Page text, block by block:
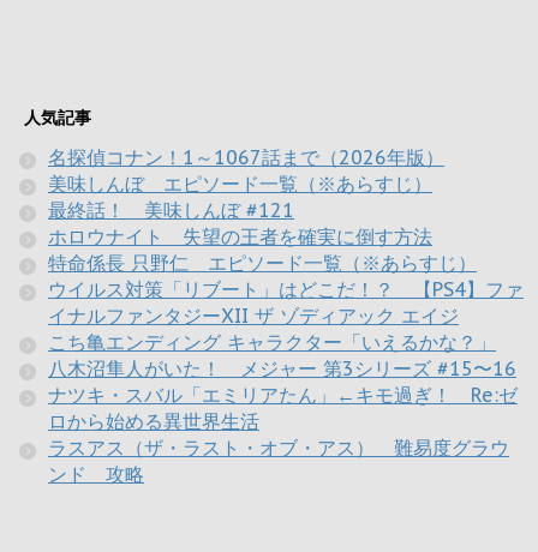
人気記事
名探偵コナン！1～1067話まで（2026年版）
美味しんぼ エピソード一覧（※あらすじ）
最終話！ 美味しんぼ #121
ホロウナイト 失望の王者を確実に倒す方法
特命係長 只野仁 エピソード一覧（※あらすじ）
ウイルス対策「リブート」はどこだ！？ 【PS4】ファ
イナルファンタジーXII ザ ゾディアック エイジ
こち亀エンディング キャラクター「いえるかな？」
八木沼隼人がいた！ メジャー 第3シリーズ #15〜16
ナツキ・スバル「エミリアたん」←キモ過ぎ！ Re:ゼ
ロから始める異世界生活
ラスアス（ザ・ラスト・オブ・アス） 難易度グラウ
ンド 攻略